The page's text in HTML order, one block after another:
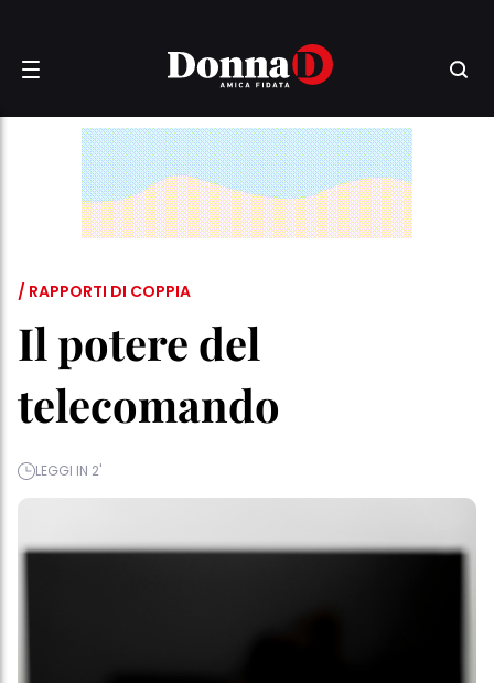
/ RAPPORTI DI COPPIA
Il potere del
telecomando
LEGGI IN 2'